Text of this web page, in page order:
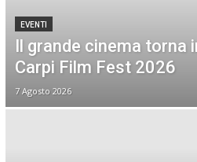
EVENTI
Il grande cinema torna
Carpi Film Fest 2026
7 Agosto 2026